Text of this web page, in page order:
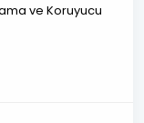
ve Koruyucu